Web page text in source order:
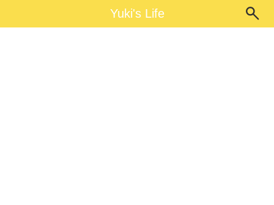
Yuki's LifeYuki's Life